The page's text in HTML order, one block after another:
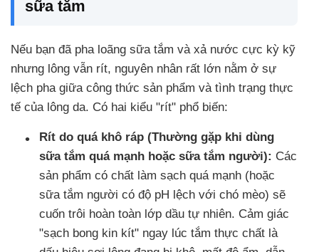
sữa tắm
Nếu bạn đã pha loãng sữa tắm và xả nước cực kỳ kỹ
nhưng lông vẫn rít, nguyên nhân rất lớn nằm ở sự
lệch pha giữa công thức sản phẩm và tình trạng thực
tế của lông da. Có hai kiểu "rít" phổ biến:
Rít do quá khô ráp (Thường gặp khi dùng
sữa tắm quá mạnh hoặc sữa tắm người): Các
sản phẩm có chất làm sạch quá mạnh (hoặc
sữa tắm người có độ pH lệch với chó mèo) sẽ
cuốn trôi hoàn toàn lớp dầu tự nhiên. Cảm giác
"sạch bong kin kít" ngay lúc tắm thực chất là